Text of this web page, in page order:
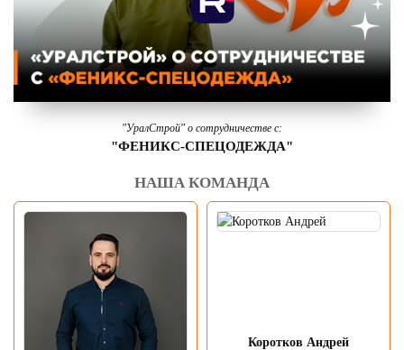
"УралСтрой" о сотрудничестве с:
"ФЕНИКС-СПЕЦОДЕЖДА"
НАША КОМАНДА
Коротков Андрей